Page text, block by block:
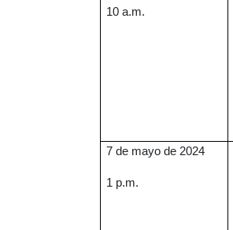
10 a.m.
7 de mayo de 2024
1 p.m.